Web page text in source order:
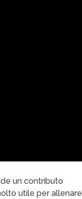
un contributo
utile per allenare